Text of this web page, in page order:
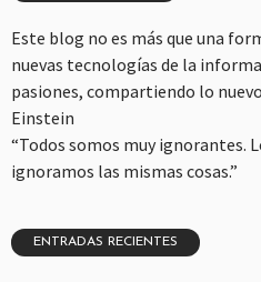
Este blog no es más que una
nuevas tecnologías de la
pasiones, compartiendo lo
Einstein
“Todos somos muy ignorantes.
ignoramos las mismas cosas.”
ENTRADAS RECIENTES